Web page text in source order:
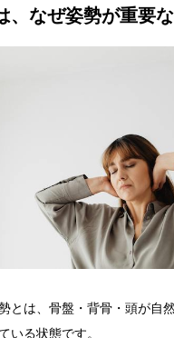
、なぜ姿勢が重要
とは、骨盤・背骨・頭が自
いる状態です。